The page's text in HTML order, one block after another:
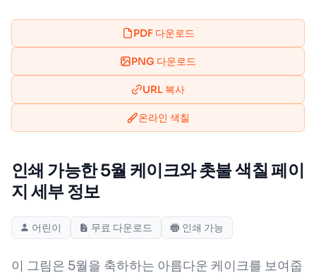
PDF 다운로드
PNG 다운로드
URL 복사
온라인 색칠
인쇄 가능한 5월 케이크와 촛불 색칠 페이
지 세부 정보
어린이 무료 다운로드 인쇄 가능
이 그림은 5월을 축하하는 아름다운 케이크를 보여줍